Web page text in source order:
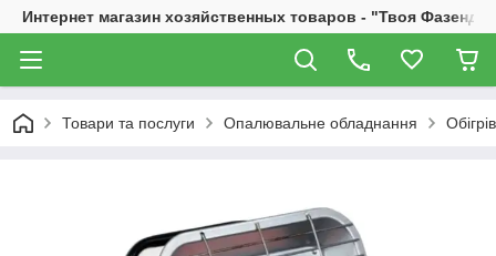
Интернет магазин хозяйственных товаров - "Твоя
Товари та послуги Опалювальне обладнання